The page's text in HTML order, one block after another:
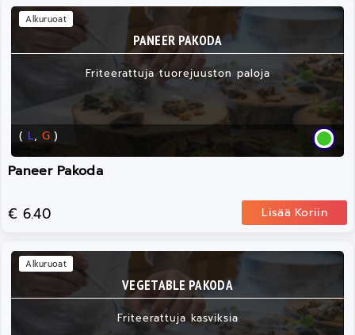
PANEER PAKODA
Friteerattuja tuorejuuston paloja
( L, G )
Alkuruoat
Paneer Pakoda
€ 6.40 Lisää Koriin
VEGETABLE PAKODA
Friteerattuja kasviksia
Alkuruoat